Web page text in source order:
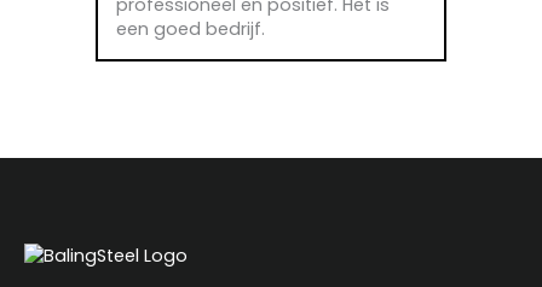
professioneel en positief. Het is
een goed bedrijf.